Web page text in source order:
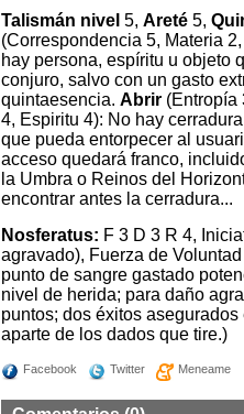
Talismán nivel 5, Areté 5,
(Correspondencia 5, Materia
hay persona, espíritu u objeto
conjuro, salvo con un gasto
quintaesencia. Abrir (Entropía
4, Espiritu 4): No hay
que pueda entorpecer al
acceso quedará franco,
la Umbra o Reinos del
encontrar antes la cerradura...
Nosferatus: F 3 D 3 R 4,
agravado), Fuerza de
punto de sangre gastado
nivel de herida; para daño
puntos; dos éxitos
aparte de los dados que tire.)
Facebook Twitter Meneame